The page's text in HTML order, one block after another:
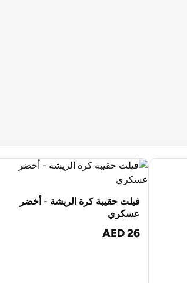
فيلت حقيبة كرة الريشة - أخضر
عسكري
AED 26